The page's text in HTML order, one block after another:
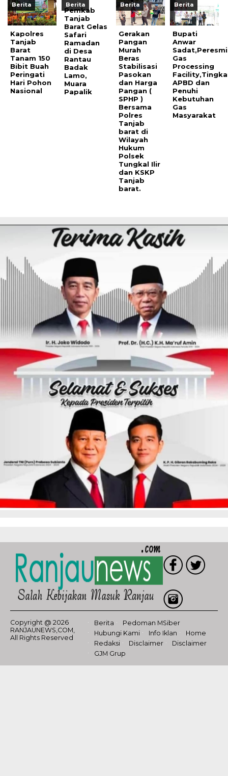
Berita
Kapolres
Tanjab
Barat
Tanam 150
Bibit Buah
Peringati
Hari Pohon
Nasional
Berita
Pemkab
Tanjab
Barat Gelas
Safari
Ramadan
di Desa
Rantau
Badak
Lamo,
Muara
Papalik
Berita
Gerakan
Pangan
Murah
Beras
Stabilisasi
Pasokan
dan Harga
Pangan (
SPHP )
Bersama
Polres
Tanjab
barat di
Wilayah
Hukum
Polsek
Tungkal Ilir
dan KSKP
Tanjab
barat.
Berita
Bupati
Anwar
Gas
Processing
APBD dan
Penuhi
Kebutuhan
Gas
Masyarakat
Copyright @ 2026
RANJAUNEWS,COM,
All Rights Reserved
Berita
Pedoman MSiber
Hubungi Kami
Info Iklan
Home
Redaksi
Disclaimer
Disclaimer
GJM Grup